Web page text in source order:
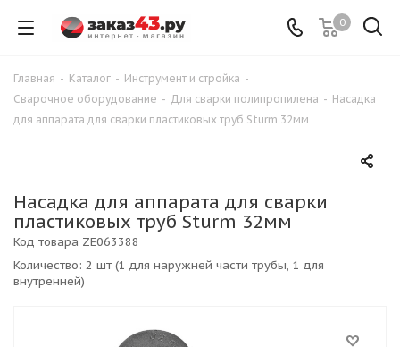
0
Главная - Каталог - Инструмент и стройка -
Сварочное оборудование - Для сварки полипропилена - Насадка
для аппарата для сварки пластиковых труб Sturm 32мм
Насадка для аппарата для сварки
пластиковых труб Sturm 32мм
Количество: 2 шт (1 для наружней части трубы, 1 для
внутренней)
Код товара ZE063388